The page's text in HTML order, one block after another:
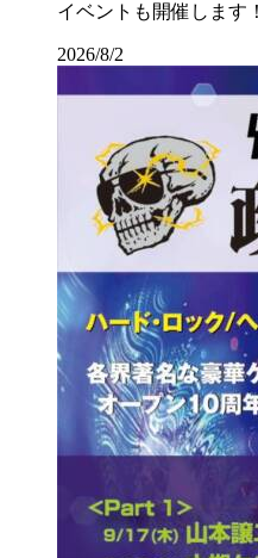
イベントも開催しま
2026/8/2